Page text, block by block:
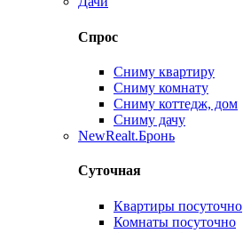
Спрос
Сниму квартиру
Сниму комнату
Сниму коттедж, дом
Сниму дачу
NewRealt.Бронь
Суточная
Квартиры посуточно
Комнаты посуточно